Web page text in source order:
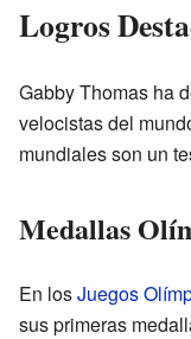
Logros
Gabby Thomas ha
velocistas del
mundiales son un
Medallas
En losJuegos
sus primeras